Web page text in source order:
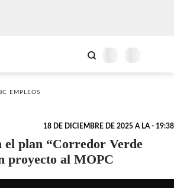
EMPLEOS
18 DE DICIEMBRE DE 2025 A LA - 19:38
el plan “Corredor Verde
proyecto al MOPC